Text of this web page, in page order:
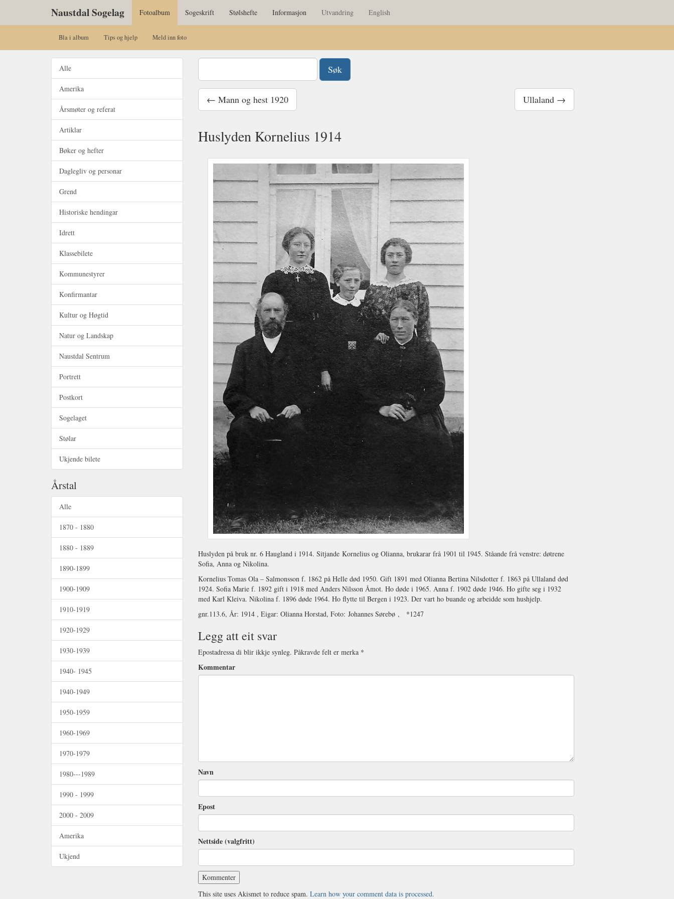
Naustdal Sogelag Fotoalbum Sogeskrift Stølshefte Informasjon Utvandring English
Bla i album Tips og hjelp Meld inn foto
Alle
Amerika
Årsmøter og referat
Artiklar
Bøker og hefter
Daglegliv og personar
Grend
Historiske hendingar
Idrett
Klassebilete
Kommunestyrer
Konfirmantar
Kultur og Høgtid
Natur og Landskap
Naustdal Sentrum
Portrett
Postkort
Sogelaget
Stølar
Ukjende bilete
Årstal
Alle
1870 - 1880
1880 - 1889
1890-1899
1900-1909
1910-1919
1920-1929
1930-1939
1940- 1945
1940-1949
1950-1959
1960-1969
1970-1979
1980---1989
1990 - 1999
2000 - 2009
Amerika
Ukjend
← Mann og hest 1920 Ullaland →
Huslyden Kornelius 1914
Huslyden på bruk nr. 6 Haugland i 1914. Sitjande Kornelius og Olianna, brukarar frå 1901 til 1945. Ståande frå venstre: døtrene
Sofia, Anna og Nikolina.
Kornelius Tomas Ola – Salmonsson f. 1862 på Helle død 1950. Gift 1891 med Olianna Bertina Nilsdotter f. 1863 på Ullaland død
1924. Sofia Marie f. 1892 gift i 1918 med Anders Nilsson Åmot. Ho døde i 1965. Anna f. 1902 døde 1946. Ho gifte seg i 1932
med Karl Kleiva. Nikolina f. 1896 døde 1964. Ho flytte til Bergen i 1923. Der vart ho buande og arbeidde som hushjelp.
gnr.113.6, År: 1914 , Eigar: Olianna Horstad, Foto: Johannes Sørebø , *1247
Legg att eit svar
Epostadressa di blir ikkje synleg. Påkravde felt er merka *
Kommentar
Navn
Epost
Nettside (valgfritt)
This site uses Akismet to reduce spam. Learn how your comment data is processed.